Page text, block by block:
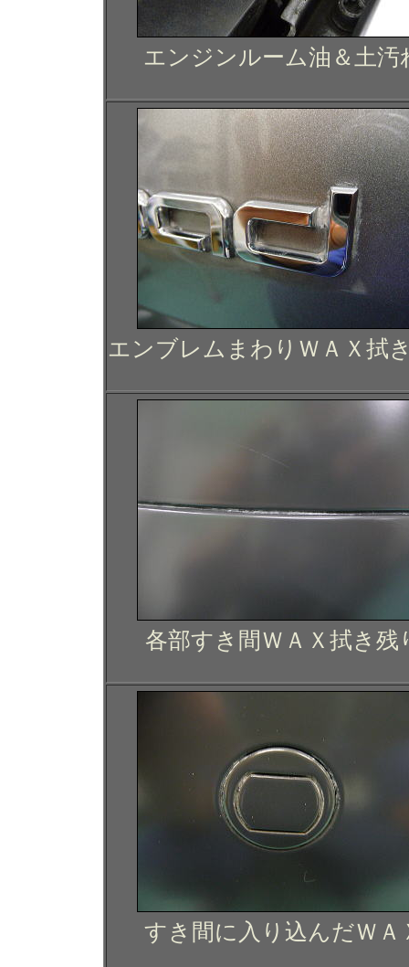
エンジンルーム油＆土汚
エンブレムまわりＷＡＸ拭
各部すき間ＷＡＸ拭き残
すき間に入り込んだＷＡ